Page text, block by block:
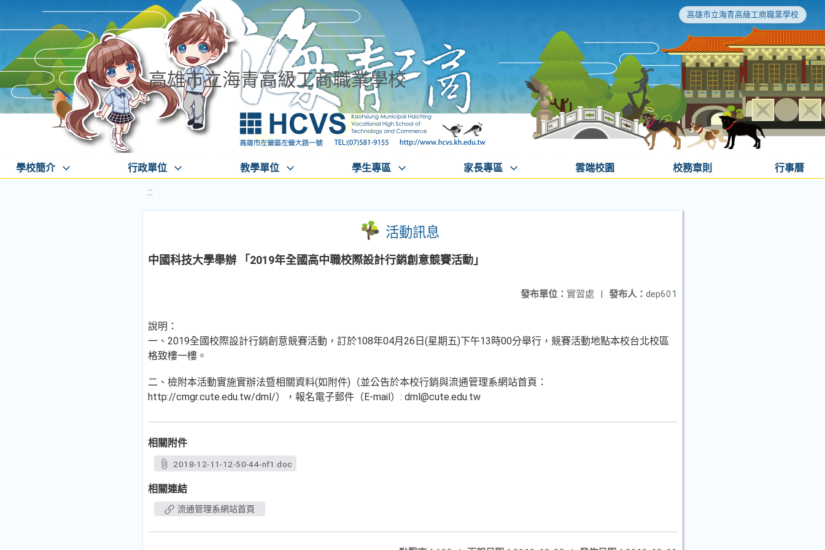
高雄市立海青高級工商職業學校
高雄市立海青高級工商職業學校
學校簡介 行政單位 教學單位 學生專區 家長專區 雲端校園 校務章則 行事曆
:::
活動訊息
中國科技大學舉辦 「2019年全國高中職校際設計行銷創意競賽活動」
發布人： dep601
發布單位： 實習處 |
說明：
一、2019全國校際設計行銷創意競賽活動，訂於108年04月26日(星期五)下午13時00分舉行，競賽活動地點本校台北校區
格致樓一樓。
二、檢附本活動實施實辦法暨相關資料(如附件)（並公告於本校行銷與流通管理系網站首頁：
http://cmgr.cute.edu.tw/dml/），報名電子郵件（E-mail）: dml@cute.edu.tw
相關附件
2018-12-11-12-50-44-nf1.doc
相關連結
流通管理系網站首頁